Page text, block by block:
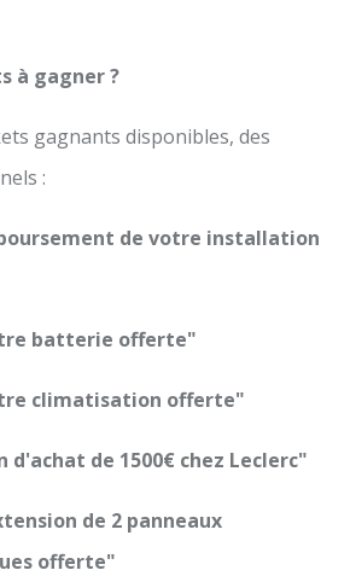
à gagner ?
gagnants disponibles, des
:
de votre installation
batterie offerte"
climatisation offerte"
d'achat de 1500€ chez Leclerc"
de 2 panneaux
offerte"